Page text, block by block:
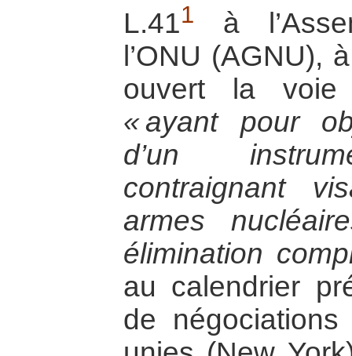
L.411
à
l’ONU (AGNU),
ouvert la voie
« ayant pour
d’un
contraignant
armes
élimination
au calendrier
de